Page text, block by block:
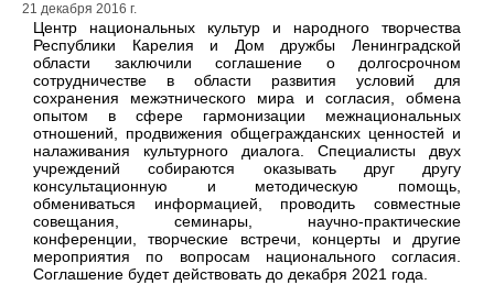
21 декабря 2016 г.
Центр национальных культур и народного творчества
Республики Карелия и Дом дружбы Ленинградской
области заключили соглашение о долгосрочном
сотрудничестве в области развития условий для
сохранения межэтнического мира и согласия, обмена
опытом в сфере гармонизации межнациональных
отношений, продвижения общегражданских ценностей и
налаживания культурного диалога. Специалисты двух
учреждений собираются оказывать друг другу
консультационную и методическую помощь,
обмениваться информацией, проводить совместные
совещания, семинары, научно-практические
конференции, творческие встречи, концерты и другие
мероприятия по вопросам национального согласия.
Соглашение будет действовать до декабря 2021 года.